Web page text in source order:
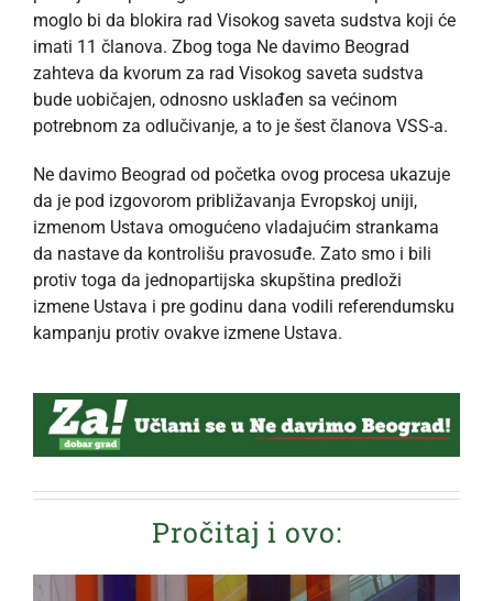
moglo bi da blokira rad Visokog saveta sudstva koji će
imati 11 članova. Zbog toga Ne davimo Beograd
zahteva da kvorum za rad Visokog saveta sudstva
bude uobičajen, odnosno usklađen sa većinom
potrebnom za odlučivanje, a to je šest članova VSS-a.
Ne davimo Beograd od početka ovog procesa ukazuje
da je pod izgovorom približavanja Evropskoj uniji,
izmenom Ustava omogućeno vladajućim strankama
da nastave da kontrolišu pravosuđe. Zato smo i bili
protiv toga da jednopartijska skupština predloži
izmene Ustava i pre godinu dana vodili referendumsku
kampanju protiv ovakve izmene Ustava.
Pročitaj i ovo: